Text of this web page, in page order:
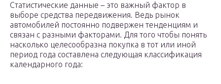
Статистические данные – это важный фактор в
выборе средства передвижения. Ведь рынок
автомобилей постоянно подвержен тенденциям и
связан с разными факторами. Для того чтобы понять
насколько целесообразна покупка в тот или иной
период года составлена следующая классификация
календарного года: